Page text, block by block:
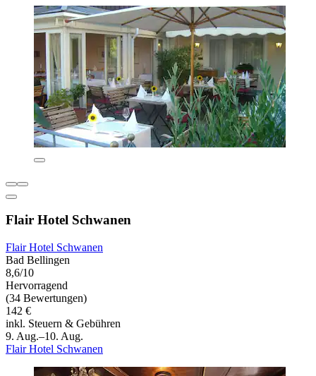
Flair Hotel Schwanen
Flair Hotel Schwanen
Bad Bellingen
8,6/10
Hervorragend
(34 Bewertungen)
142 €
inkl. Steuern & Gebühren
9. Aug.–10. Aug.
Flair Hotel Schwanen